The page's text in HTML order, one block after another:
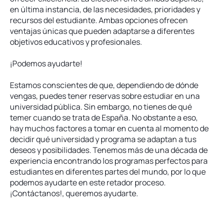
en última instancia, de las necesidades, prioridades y
recursos del estudiante. Ambas opciones ofrecen
ventajas únicas que pueden adaptarse a diferentes
objetivos educativos y profesionales.
¡Podemos ayudarte!
Estamos conscientes de que, dependiendo de dónde
vengas, puedes tener reservas sobre estudiar en una
universidad pública. Sin embargo, no tienes de qué
temer cuando se trata de España. No obstante a eso,
hay muchos factores a tomar en cuenta al momento de
decidir qué universidad y programa se adaptan a tus
deseos y posibilidades. Tenemos más de una década de
experiencia encontrando los programas perfectos para
estudiantes en diferentes partes del mundo, por lo que
podemos ayudarte en este retador proceso.
¡Contáctanos!, queremos ayudarte.